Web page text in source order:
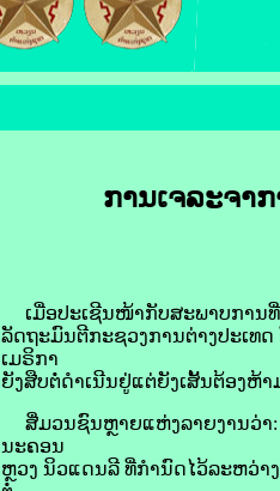
ການ​ເຈລະຈາ​
ເມື່ອ​ປະ​ເຊີນ​ໜ້າ​ກັບ​ສະພາບ​ການ​ທີ່
ລັດຖະມົນຕີ​ກະຊວງ​ການ​ຕ່າງປະເທ
ເມ​ຣິ​ກາ​
ຍັງ​ສືບຕໍ່​ດຳເນີນ​ຢູ່​ແຕ່​ຍັງ​ເສັ້ນ​ຕ້ອງ​ຫ້
ສື່​ມວນ​ຊົນ​ຫຼາຍ​ແຫ່ງ​ລາຍ​ງານ​ວ່າ:
ນະຄອນ
ຫຼວງ ​ນິວ​ແດນ​ລີ​ ທີ່​ກຳນົດ​ໄວ້​ລະຫວ່າ